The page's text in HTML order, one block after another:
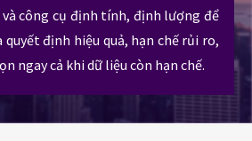
công cụ định tính, định lượng để
quyết định hiệu quả, hạn chế rủi ro,
ngay cả khi dữ liệu còn hạn chế.